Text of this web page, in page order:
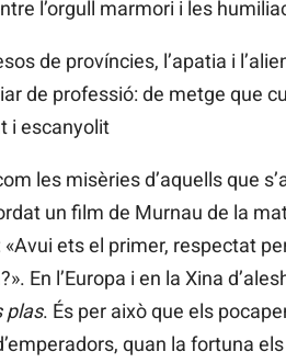
l’orgull marmori i les
de províncies, l’apatia i
de professió: de metge que
i escanyolit
les misèries d’aquells que
un film de Murnau de la
ets el primer, respectat
En l’Europa i en la Xina
plas. És per això que els
quan la fortuna els